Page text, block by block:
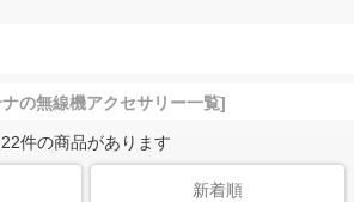
の無線機アクセサリー一覧]
22件の商品があります
新着順